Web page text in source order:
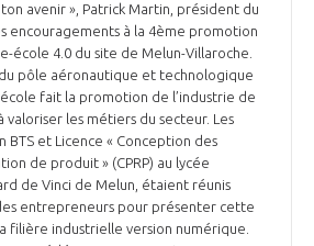
avenir », Patrick Martin, président du
encouragements à la 4ème promotion
école 4.0 du site de Melun-Villaroche.
pôle aéronautique et technologique
école fait la promotion de l’industrie de
valoriser les métiers du secteur. Les
BTS et Licence « Conception des
de produit » (CPRP) au lycée
de Vinci de Melun, étaient réunis
entrepreneurs pour présenter cette
filière industrielle version numérique.